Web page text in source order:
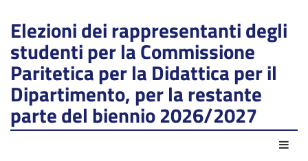
Elezioni dei rappresentanti degli
studenti per la Commissione
Paritetica per la Didattica per il
Dipartimento, per la restante
parte del biennio 2026/2027